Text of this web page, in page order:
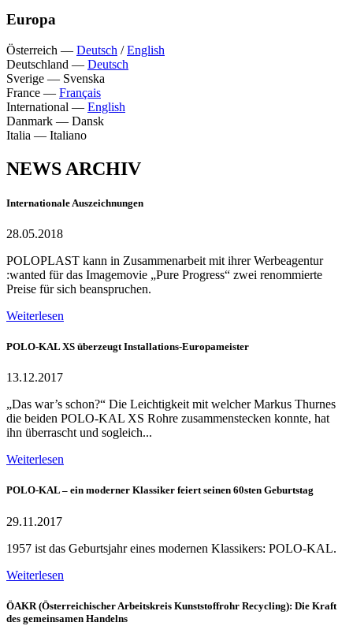
Europa
Österreich — Deutsch /English
Deutschland — Deutsch
Sverige — Svenska
France — Français
International — English
Danmark — Dansk
Italia — Italiano
NEWS ARCHIV
Internationale Auszeichnungen
28.05.2018
POLOPLAST kann in Zusammenarbeit mit ihrer Werbeagentur
:wanted für das Imagemovie „Pure Progress“ zwei renommierte
Preise für sich beanspruchen.
Weiterlesen
POLO-KAL XS überzeugt Installations-Europameister
13.12.2017
„Das war’s schon?“ Die Leichtigkeit mit welcher Markus Thurnes
die beiden POLO-KAL XS Rohre zusammenstecken konnte, hat
ihn überrascht und sogleich...
Weiterlesen
POLO-KAL – ein moderner Klassiker feiert seinen 60sten Geburtstag
29.11.2017
1957 ist das Geburtsjahr eines modernen Klassikers: POLO-KAL.
Weiterlesen
ÖAKR (Österreichischer Arbeitskreis Kunststoffrohr Recycling): Die Kraft
des gemeinsamen Handelns